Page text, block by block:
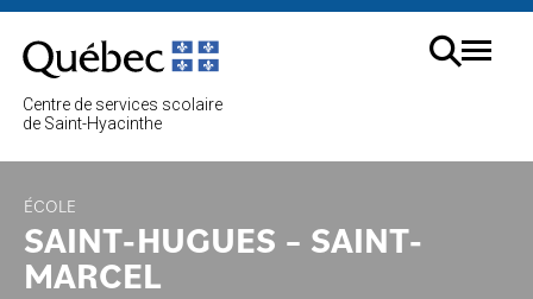
au
contenu
Centre de services scolaire
de Saint-Hyacinthe
Menu
ÉCOLE
SAINT-HUGUES – SAINT-
MARCEL